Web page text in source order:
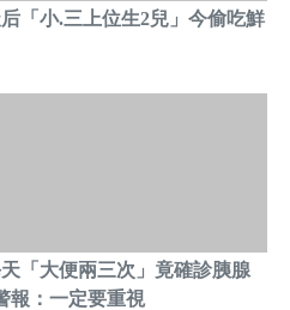
「小.三上位生2兒」今偷吃鮮
「大便兩三次」竟確診胰腺
：一定要重視